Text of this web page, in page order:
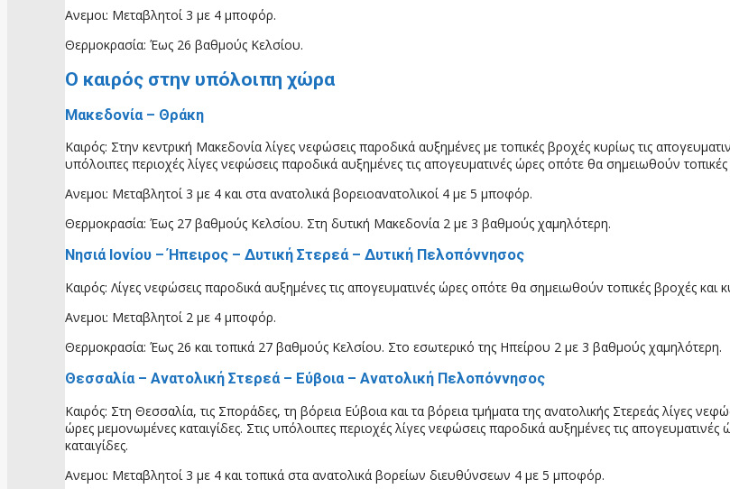
Ανεμοι: Μεταβλητοί 3 με 4 μποφόρ.
Θερμοκρασία: Έως 26 βαθμούς Κελσίου.
Ο καιρός στην υπόλοιπη χώρα
Μακεδονία – Θράκη
Καιρός: Στην κεντρική Μακεδονία λίγες νεφώσεις παροδικά αυξημένες με τοπικές βροχές κυρίως τις
υπόλοιπες περιοχές λίγες νεφώσεις παροδικά αυξημένες τις απογευματινές ώρες οπότε θα σημειωθούν τοπικές
Ανεμοι: Μεταβλητοί 3 με 4 και στα ανατολικά βορειοανατολικοί 4 με 5 μποφόρ.
Θερμοκρασία: Έως 27 βαθμούς Κελσίου. Στη δυτική Μακεδονία 2 με 3 βαθμούς χαμηλότερη.
Νησιά Ιονίου – Ήπειρος – Δυτική Στερεά – Δυτική Πελοπόννησος
Καιρός: Λίγες νεφώσεις παροδικά αυξημένες τις απογευματινές ώρες οπότε θα σημειωθούν τοπικές βροχές
Ανεμοι: Μεταβλητοί 2 με 4 μποφόρ.
Θερμοκρασία: Έως 26 και τοπικά 27 βαθμούς Κελσίου. Στο εσωτερικό της Ηπείρου 2 με 3 βαθμούς χαμηλότερη.
Θεσσαλία – Ανατολική Στερεά – Εύβοια – Ανατολική Πελοπόννησος
Καιρός: Στη Θεσσαλία, τις Σποράδες, τη βόρεια Εύβοια και τα βόρεια τμήματα της ανατολικής Στερεάς λίγες
ώρες μεμονωμένες καταιγίδες. Στις υπόλοιπες περιοχές λίγες νεφώσεις παροδικά αυξημένες τις
καταιγίδες.
Ανεμοι: Μεταβλητοί 3 με 4 και τοπικά στα ανατολικά βορείων διευθύνσεων 4 με 5 μποφόρ.